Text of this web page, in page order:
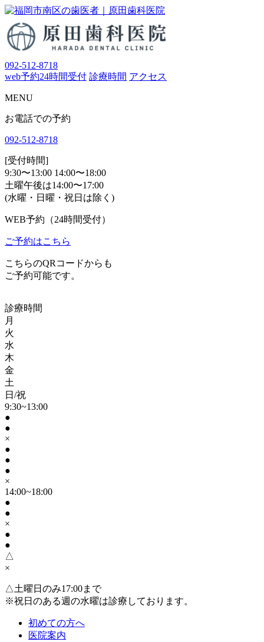
092-512-8718
web予約24時間受付 診療時間 アクセス
MENU
お電話での予約
092-512-8718
[受付時間]
9:30〜13:00 14:00〜18:00
土曜午後は14:00〜17:00
(水曜・日曜・祝日は除く)
WEB予約（24時間受付）
ご予約はこちら
こちらのQRコードからも
ご予約可能です。
診療時間
月
火
水
木
金
土
日/祝
9:30~13:00
●
●
×
●
●
●
×
14:00~18:00
●
●
×
●
●
△
×
△土曜日のみ17:00まで
※祝日のある週の水曜は診療しております。
初めての方へ
医院案内